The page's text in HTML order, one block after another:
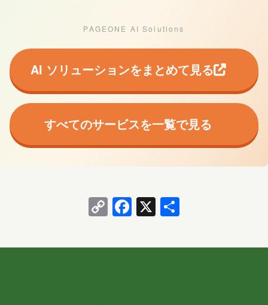
PAGEONE AI Solutions
AI ソリューションをまとめて見る
すべてのサービスを一覧で見る
CopyFacebook
X